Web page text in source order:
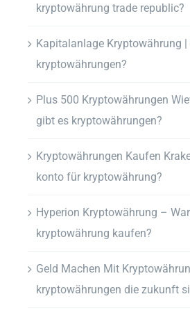
kryptowährung trade republic?
Kapitalanlage Kryptowährung
kryptowährungen?
Plus 500 Kryptowährungen
gibt es kryptowährungen?
Kryptowährungen Kaufen
konto für kryptowährung?
Hyperion Kryptowährung –
kryptowährung kaufen?
Geld Machen Mit
kryptowährungen die zukunft